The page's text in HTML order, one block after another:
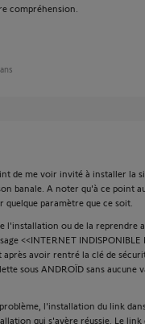
compréhension.
de me voir invité à installer la
banale. A noter qu'à ce point
paramètre que ce soit.
l'installation ou de la reprendre
<<INTERNET INDISPONIBLE
après avoir rentré la clé de
sous ANDROÏD sans aucune
l'installation du link
qui s'avère réussie. Le link